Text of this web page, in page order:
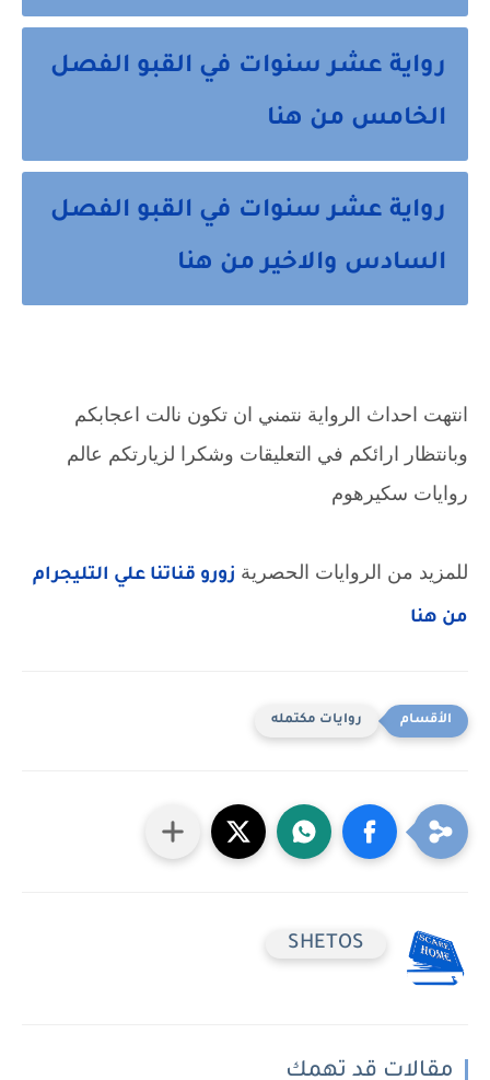
رواية عشر سنوات في القبو الفصل
الخامس من هنا
رواية عشر سنوات في القبو الفصل
السادس والاخير من هنا
انتهت احداث الرواية نتمني ان تكون نالت اعجابكم
وبانتظار ارائكم في التعليقات وشكرا لزيارتكم عالم
روايات سكيرهوم
للمزيد من الروايات الحصرية زورو قناتنا علي التليجرام
من هنا
روايات مكتمله
SHETOS
مقالات قد تهمك